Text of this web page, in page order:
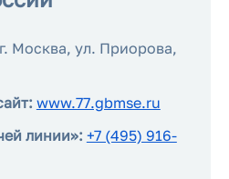
Москва, ул. Приорова,
www.77.gbmse.ru
линии»: +7 (495) 916-